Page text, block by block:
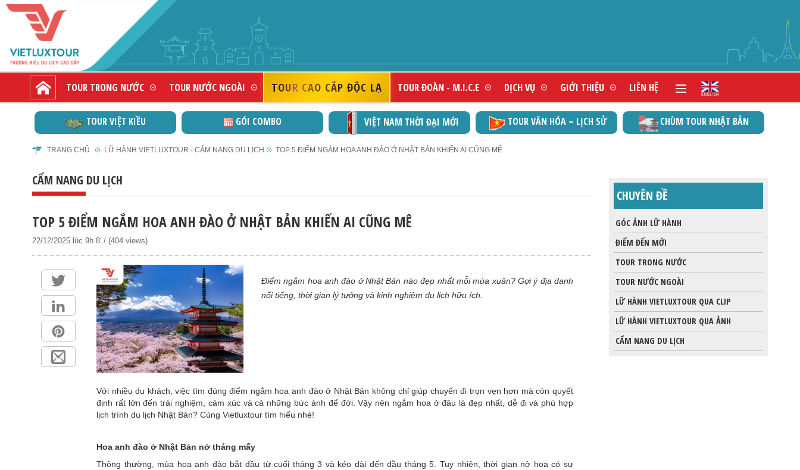
TOUR TRONG NƯỚC TOUR NƯỚC NGOÀI TOUR CAO CẤP ĐỘC LẠ TOUR ĐOÀN - M.I.C.E DỊCH VỤ GIỚI THIỆU LIÊN HỆ
TOUR VIỆT KIỀU GÓI COMBO VIỆT NAM THỜI ĐẠI MỚI TOUR VĂN HÓA – LỊCH SỬ CHÙM TOUR NHẬT BẢN
TRANG CHỦ LỮ HÀNH VIETLUXTOUR - CẨM NANG DU LỊCH TOP 5 ĐIỂM NGẮM HOA ANH ĐÀO Ở NHẬT BẢN KHIẾN AI CŨNG MÊ
CẨM NANG DU LỊCH
TOP 5 ĐIỂM NGẮM HOA ANH ĐÀO Ở NHẬT BẢN KHIẾN AI CŨNG MÊ
22/12/2025 lúc 9h 8' / (404 views)
Điểm ngắm hoa anh đào ở Nhật Bản nào đẹp nhất mỗi mùa xuân? Gợi ý địa danh
nổi tiếng, thời gian lý tưởng và kinh nghiệm du lịch hữu ích.
Với nhiều du khách, việc tìm đúng điểm ngắm hoa anh đào ở Nhật Bản không chỉ giúp chuyến đi trọn vẹn hơn mà còn quyết
định rất lớn đến trải nghiệm, cảm xúc và cả những bức ảnh để đời. Vậy nên ngắm hoa ở đâu là đẹp nhất, dễ đi và phù hợp
lịch trình du lịch Nhật Bản? Cùng Vietluxtour tìm hiểu nhé!
Hoa anh đào ở Nhật Bản nở tháng mấy
Thông thường, mùa hoa anh đào bắt đầu từ cuối tháng 3 và kéo dài đến đầu tháng 5. Tuy nhiên, thời gian nở hoa có sự
CHUYÊN ĐỀ
GÓC ẢNH LỮ HÀNH
ĐIỂM ĐẾN MỚI
TOUR TRONG NƯỚC
TOUR NƯỚC NGOÀI
LỮ HÀNH VIETLUXTOUR QUA CLIP
LỮ HÀNH VIETLUXTOUR QUA ẢNH
CẨM NANG DU LỊCH